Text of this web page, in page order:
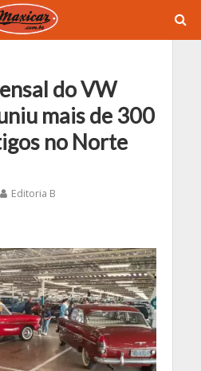
do VW
mais de 300
no Norte
Editoria B